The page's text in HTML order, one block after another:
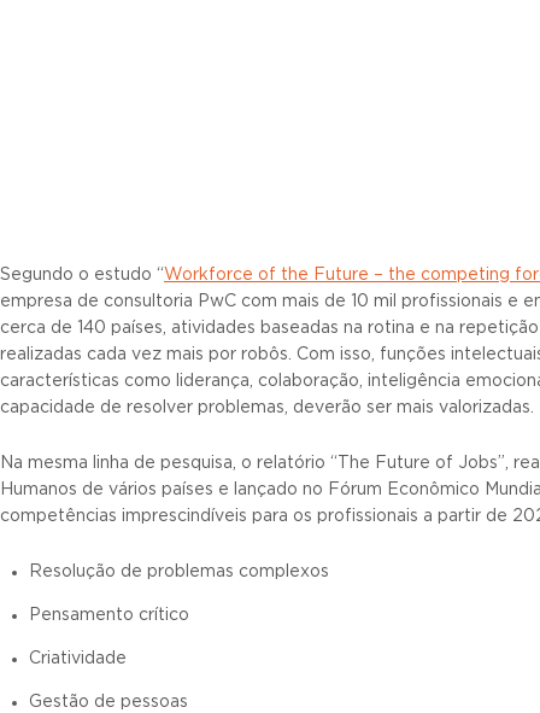
Segundo o estudo “Workforce of the Future – the competing
empresa de consultoria PwC com mais de 10 mil profissionais e
cerca de 140 países, atividades baseadas na rotina e na
realizadas cada vez mais por robôs. Com isso, funções
características como liderança, colaboração, inteligência
capacidade de resolver problemas, deverão ser mais valorizadas.
Na mesma linha de pesquisa, o relatório “The Future of Jobs”,
Humanos de vários países e lançado no Fórum Econômico
competências imprescindíveis para os profissionais a partir de
Resolução de problemas complexos
Pensamento crítico
Criatividade
Gestão de pessoas